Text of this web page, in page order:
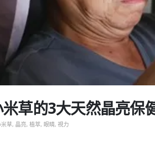
草的3大天然晶亮保
草, 晶亮, 植萃, 眼睛, 視力